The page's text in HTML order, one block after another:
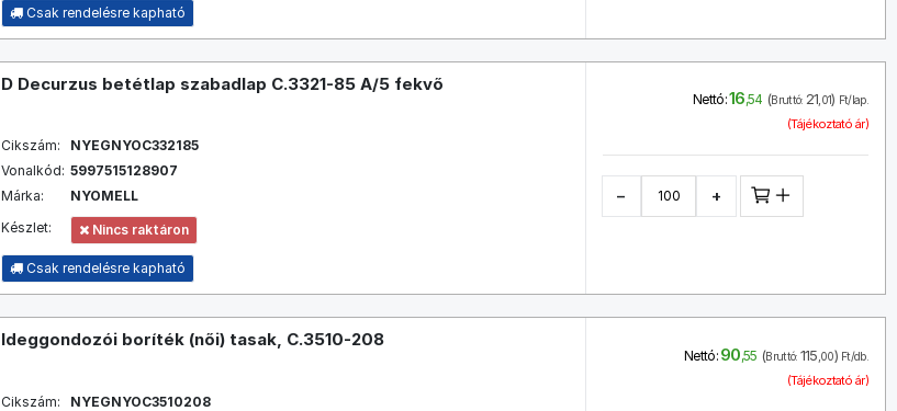
Csak rendelésre kapható
D Decurzus betétlap szabadlap C.3321-85 A/5 fekvő
Cikszám:
NYEGNYOC332185
Vonalkód: 5997515128907
Márka:
NYOMELL
Készlet:
Nincs raktáron
Csak rendelésre kapható
Nettó:16,54 (Bruttó: 21,01) Ft/lap.
(Tájékoztató ár)
− +
Ideggondozói boríték (női) tasak, C.3510-208
Cikszám:
NYEGNYOC3510208
Nettó: 90,55 (Bruttó: 115,00) Ft/db.
(Tájékoztató ár)